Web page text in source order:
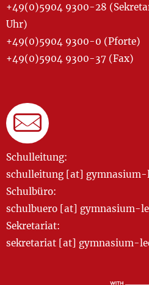
+49(0)5904 9300-28
Uhr)
+49(0)5904 9300-0 (Pforte)
+49(0)5904 9300-37 (Fax)
Schulleitung:
schulleitung [at]
Schulbüro:
schulbuero [at] gymnasium-
Sekretariat:
sekretariat [at] gymnasium-